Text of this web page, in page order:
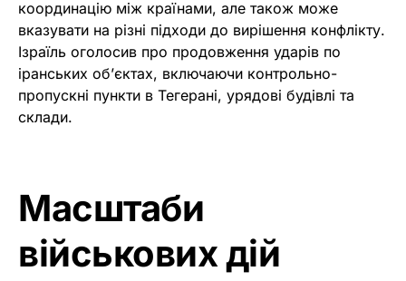
координацію між країнами, але також може
вказувати на різні підходи до вирішення конфлікту.
Ізраїль оголосив про продовження ударів по
іранських об’єктах, включаючи контрольно-
пропускні пункти в Тегерані, урядові будівлі та
склади.
Масштаби
військових дій